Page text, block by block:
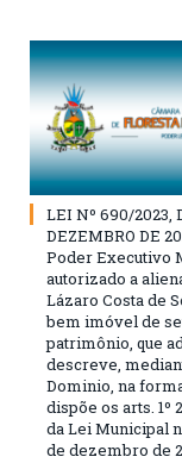
LEI Nº 690/2023,
DEZEMBRO DE
Poder Executivo
autorizado a
Lázaro Costa de
bem imóvel de
patrimônio, que
descreve,
Dominio, na
dispõe os arts. 1º
da Lei Municipal
de dezembro de